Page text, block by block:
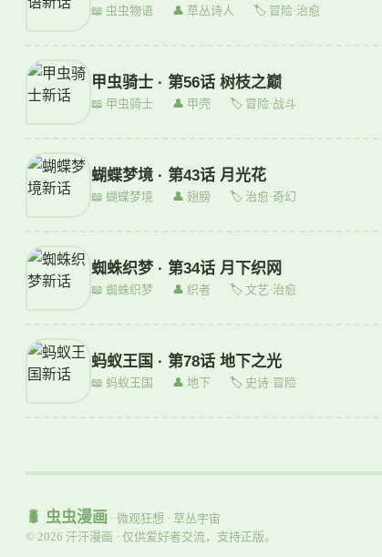
📖 虫虫物语 👤 草丛诗人 🏷 冒险·治愈
甲虫骑士 · 第56话 树枝之巅
📖 甲虫骑士 👤 甲壳 🏷 冒险·战斗
蝴蝶梦境 · 第43话 月光花
📖 蝴蝶梦境 👤 翅膀 🏷 治愈·奇幻
蜘蛛织梦 · 第34话 月下织网
📖 蜘蛛织梦 👤 织者 🏷 文艺·治愈
蚂蚁王国 · 第78话 地下之光
📖 蚂蚁王国 👤 地下 🏷 史诗·冒险
🐛 虫虫漫画 · 微观狂想 · 草丛宇宙
© 2026 汗汗漫画 · 仅供爱好者交流，支持正版。